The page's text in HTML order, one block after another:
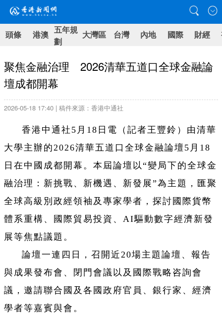
頭條 港澳 五年規
劃
大灣區 台灣 內地 國際 財經
聚焦金融治理 2026清華五道口全球金融論
壇成都開幕
2026-05-18 17:40 | 稿件來源：香港中通社
香港中通社5月18日電（記者王豐鈴）由清華
大學主辦的2026清華五道口全球金融論壇5月18
日在中國成都開幕。本屆論壇以“變局下的全球金
融治理：新挑戰、新機遇、新發展”為主題，匯聚
全球高級別政經領袖及專家學者，探討國際貨幣
體系重構、國際貿易投資、AI驅動數字經濟新發
展等焦點議題。
論壇一連四日，召開近20場主題論壇、報告
與成果發布會、閉門會議以及國際戰略咨詢會
議，邀請聯合國及各國政府官員、銀行家、經濟
學者等嘉賓與會。